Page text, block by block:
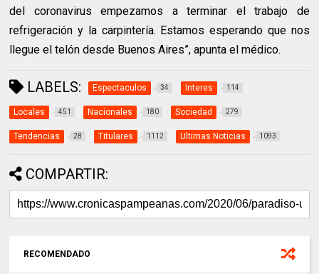
del coronavirus empezamos a terminar el trabajo de
refrigeración y la carpintería. Estamos esperando que nos
llegue el telón desde Buenos Aires”, apunta el médico.
LABELS: Espectaculos 34 Interes 114
Locales 451 Nacionales 180 Sociedad 279
Tendencias 28 Titulares 1112 Ultimas Noticias 1093
COMPARTIR:
RECOMENDADO